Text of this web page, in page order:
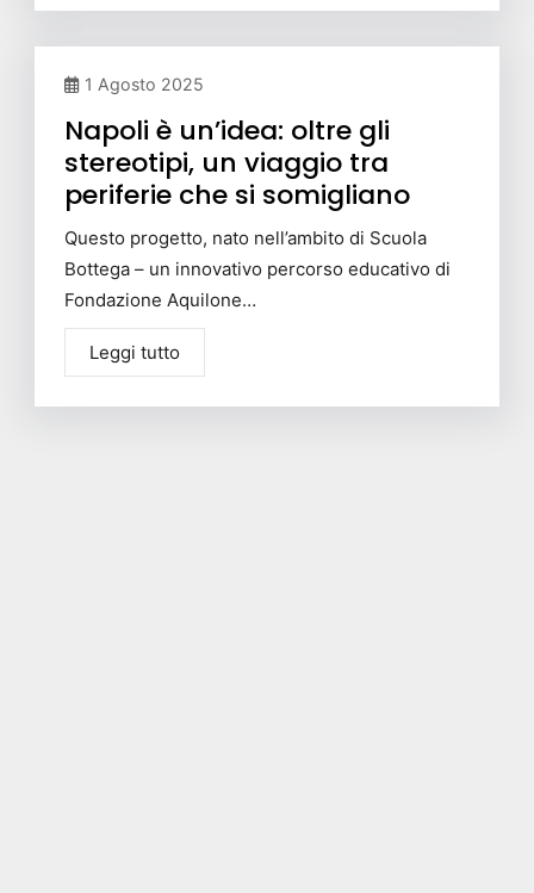
1 Agosto 2025
Napoli è un’idea: oltre gli
stereotipi, un viaggio tra
periferie che si somigliano
Questo progetto, nato nell’ambito di Scuola
Bottega – un innovativo percorso educativo di
Fondazione Aquilone…
Leggi tutto